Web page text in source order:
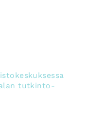
tutkinto-